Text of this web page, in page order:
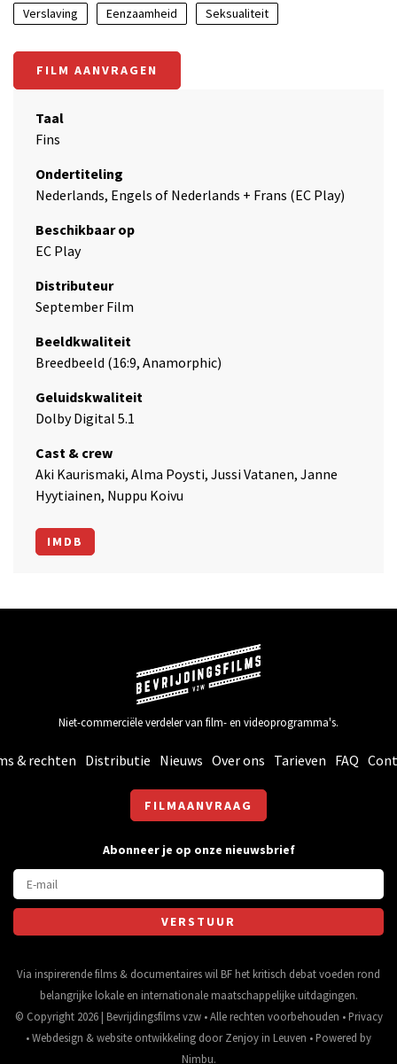
Verslaving
Eenzaamheid Seksualiteit
FILM AANVRAGEN
Taal
Fins
Ondertiteling
Nederlands, Engels of Nederlands + Frans (EC Play)
Beschikbaar op
EC Play
Distributeur
September Film
Beeldkwaliteit
Breedbeeld (16:9, Anamorphic)
Geluidskwaliteit
Dolby Digital 5.1
Cast & crew
Aki Kaurismaki, Alma Poysti, Jussi Vatanen, Janne
Hyytiainen, Nuppu Koivu
IMDB
Niet-commerciële verdeler van film- en videoprogramma's.
& rechten Distributie Nieuws Over ons Tarieven FAQ
FILMAANVRAAG
Abonneer je op onze nieuwsbrief
Via inspirerende films & documentaires wil BF het kritisch debat voeden rond
belangrijke lokale en internationale maatschappelijke uitdagingen.
© Copyright 2026 | Bevrijdingsfilms vzw • Alle rechten voorbehouden • Privacy
•Webdesign &website ontwikkeling doorZenjoy in Leuven • Powered by
Nimbu.